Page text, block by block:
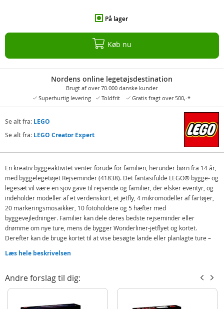
På lager
Køb nu
Nordens online legetøjsdestination
Brugt af over 70.000 danske kunder
Superhurtig levering
Toldfrit Gratis fragt over 500,-*
Se alt fra: LEGO
Se alt fra: LEGO Creator Expert
En kreativ byggeaktivitet venter forude for familien, herunder børn fra 14 år,
med byggelegetøjet Rejseminder (41838). Det fantasifulde LEGO® bygge- og
legesæt vil være en sjov gave til rejsende og familier, der elsker eventyr, og
indeholder modeller af et verdenskort, et jetfly, 4 mikromodeller af fartøjer,
20 markeringsmosaikker, 10 fotoholdere og 5 hæfter med
byggevejledninger. Familier kan dele deres bedste rejseminder eller
drømme om nye ture, mens de bygger Wonderliner-jetflyet og kortet.
Derefter kan de bruge kortet til at vise besøgte lande eller planlagte ture –
dine børn få mest muligt ud af jeres sæt med LEGO Builder appen, hvor I kan
bygge sammen, zoome ind på og dreje jeres model i 3D, holde styr på, hvor
langt I er kommet, samt gemme sæt på ét sted.
Læs hele beskrivelsen
Andre forslag til dig: